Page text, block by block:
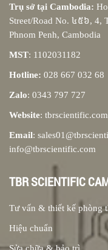
Trụ sở tại Cambodia:
Street/Road No. ៤៥៦, 4,
Phnom Penh, Cambodia
MST: 1102031182
Hotline: 028 667 032 68
Zalo: 0343 797 727
Website: tbrscientific.com
Email:
info@tbrscientific.com
TBR SCIENTIFIC
Tư vấn & thiết kế phòng
Hiệu chuẩn